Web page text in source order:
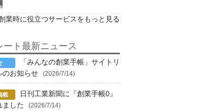
業時に役立つサービスをもっと見る
ート最新ニュース
「みんなの創業手帳」サイトリ
のお知らせ
(2026/7/14)
日刊工業新聞に『創業手帳0』
ました
(2026/7/14)